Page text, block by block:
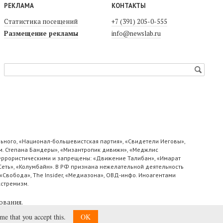
РЕКЛАМА
Статистика посещений
Размещение рекламы
КОНТАКТЫ
+7 (391) 205-0-555
info@newslab.ru
«Национал-большевистская партия», «Свидетели Иеговы»,
Степана Бандеры», «Мизантропик дивижн», «Меджлис
и запрещены: «Движение Талибан», «Имарат
«Колумбайн». В РФ признана нежелательной деятельность
The Insider, «Медиазона», ОВД-инфо. Иноагентами
.
that you accept this. OK